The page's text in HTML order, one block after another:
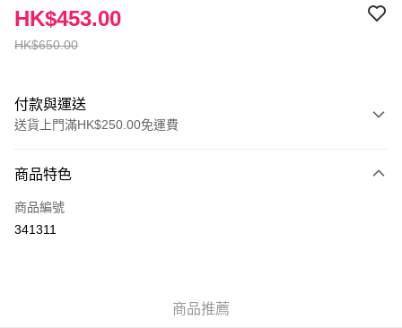
HK$650.00
HK$453.00
付款與運送
送貨上門滿HK$250.00免運費
信用卡
Apple Pay
商品特色
商品編號
341311
商品推薦